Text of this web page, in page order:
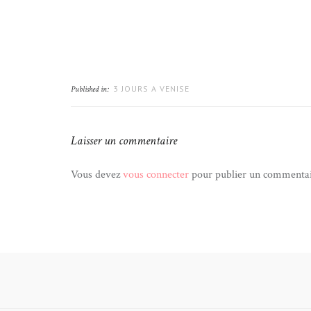
Published in: 3 JOURS A VENISE
Laisser un commentaire
Vous devezvous connecterpour publier un